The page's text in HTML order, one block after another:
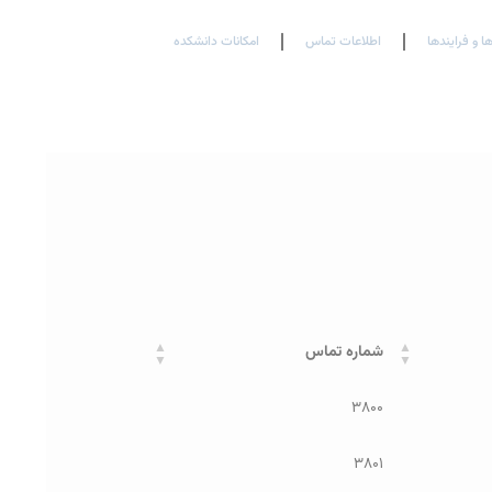
و فرایندها اطلاعات تماس امکانات دانشکده
شماره تماس
۳۸۰۰
۳۸۰۱